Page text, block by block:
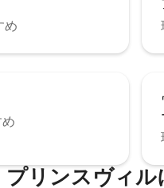
め
プリンスヴィ